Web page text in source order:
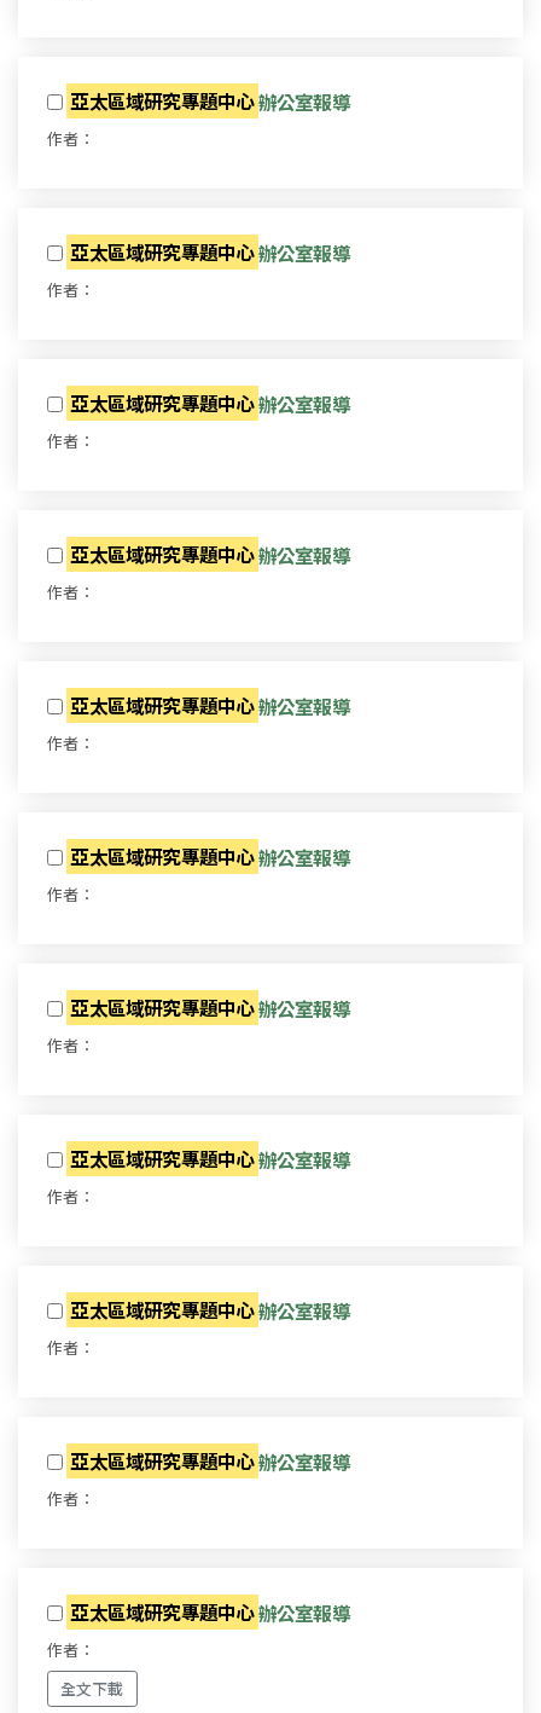
亞太區域研究專題中心辦公室報導
作者：
亞太區域研究專題中心辦公室報導
作者：
亞太區域研究專題中心辦公室報導
作者：
亞太區域研究專題中心辦公室報導
作者：
亞太區域研究專題中心辦公室報導
作者：
亞太區域研究專題中心辦公室報導
作者：
亞太區域研究專題中心辦公室報導
作者：
亞太區域研究專題中心辦公室報導
作者：
亞太區域研究專題中心辦公室報導
作者：
亞太區域研究專題中心辦公室報導
作者：
亞太區域研究專題中心辦公室報導
作者：
全文下載